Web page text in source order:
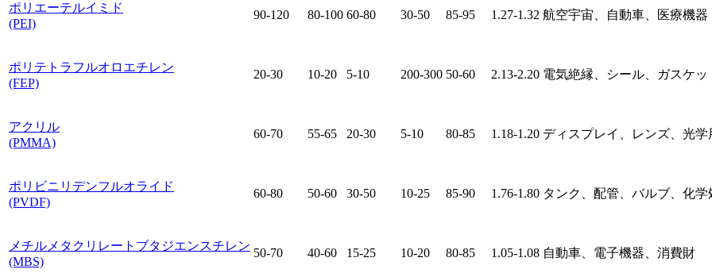
ポリエーテルイミド
(PEI)
90-120 80-100 60-80 30-50 85-95 1.27-1.32 航空宇宙、自動車、医療機器
ポリテトラフルオロエチレン
(FEP)
20-30 10-20 5-10 200-300 50-60 2.13-2.20 電気絶縁、シール、ガスケッ
アクリル
(PMMA)
60-70 55-65 20-30 5-10 80-85 1.18-1.20 ディスプレイ、レンズ、光学
ポリビニリデンフルオライド
(PVDF)
60-80 50-60 30-50 10-25 85-90 1.76-1.80 タンク、配管、バルブ、化学
メチルメタクリレートブタジエンスチレン
(MBS)
50-70 40-60 15-25 10-20 80-85 1.05-1.08 自動車、電子機器、消費財